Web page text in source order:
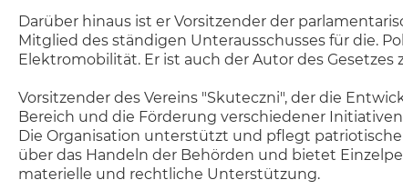
Darüber hinaus ist er Vorsitzender der
Mitglied des ständigen Unterausschusses für die.
Elektromobilität. Er ist auch der Autor des
Vorsitzender des Vereins "Skuteczni", der die
Bereich und die Förderung verschiedener
Die Organisation unterstützt und pflegt
über das Handeln der Behörden und bietet
materielle und rechtliche Unterstützung.